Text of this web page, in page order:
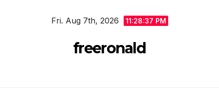
Fri. Aug 7th, 2026 11:28:37 PM
freeronald